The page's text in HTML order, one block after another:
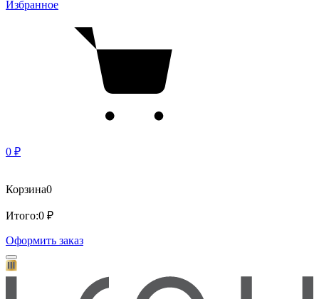
Избранное
0 ₽
Корзина0
Итого:0 ₽
Оформить заказ